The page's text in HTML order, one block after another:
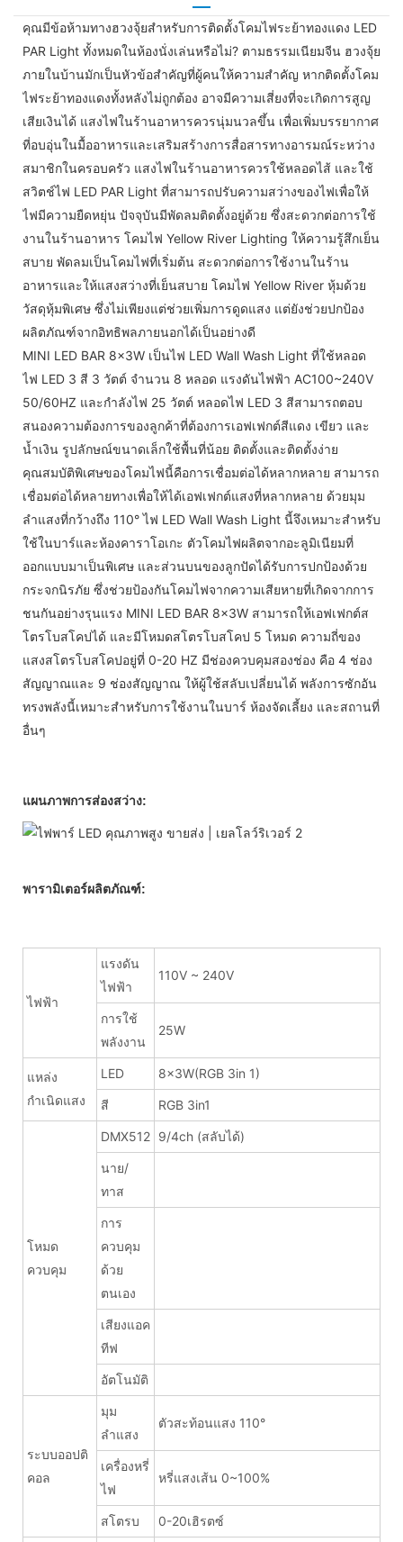
คุณมีข้อห้ามทางฮวงจุ้ยสำหรับการติดตั้งโคมไฟระย้าทองแดง LED
PAR Light ทั้งหมดในห้องนั่งเล่นหรือไม่? ตามธรรมเนียมจีน ฮวงจุ้ย
ภายในบ้านมักเป็นหัวข้อสำคัญที่ผู้คนให้ความสำคัญ หากติดตั้งโคม
ไฟระย้าทองแดงทั้งหลังไม่ถูกต้อง อาจมีความเสี่ยงที่จะเกิดการสูญ
เสียเงินได้ แสงไฟในร้านอาหารควรนุ่มนวลขึ้น เพื่อเพิ่มบรรยากาศ
ที่อบอุ่นในมื้ออาหารและเสริมสร้างการสื่อสารทางอารมณ์ระหว่าง
สมาชิกในครอบครัว แสงไฟในร้านอาหารควรใช้หลอดไส้ และใช้
สวิตช์ไฟ LED PAR Light ที่สามารถปรับความสว่างของไฟเพื่อให้
ไฟมีความยืดหยุ่น ปัจจุบันมีพัดลมติดตั้งอยู่ด้วย ซึ่งสะดวกต่อการใช้
งานในร้านอาหาร โคมไฟ Yellow River Lighting ให้ความรู้สึกเย็น
สบาย พัดลมเป็นโคมไฟที่เริ่มต้น สะดวกต่อการใช้งานในร้าน
อาหารและให้แสงสว่างที่เย็นสบาย โคมไฟ Yellow River หุ้มด้วย
วัสดุหุ้มพิเศษ ซึ่งไม่เพียงแต่ช่วยเพิ่มการดูดแสง แต่ยังช่วยปกป้อง
ผลิตภัณฑ์จากอิทธิพลภายนอกได้เป็นอย่างดี
MINI LED BAR 8x3W เป็นไฟ LED Wall Wash Light ที่ใช้หลอด
ไฟ LED 3 สี 3 วัตต์ จำนวน 8 หลอด แรงดันไฟฟ้า AC100~240V
50/60HZ และกำลังไฟ 25 วัตต์ หลอดไฟ LED 3 สีสามารถตอบ
สนองความต้องการของลูกค้าที่ต้องการเอฟเฟกต์สีแดง เขียว และ
น้ำเงิน รูปลักษณ์ขนาดเล็กใช้พื้นที่น้อย ติดตั้งและติดตั้งง่าย
คุณสมบัติพิเศษของโคมไฟนี้คือการเชื่อมต่อได้หลากหลาย สามารถ
เชื่อมต่อได้หลายทางเพื่อให้ได้เอฟเฟกต์แสงที่หลากหลาย ด้วยมุม
ลำแสงที่กว้างถึง 110° ไฟ LED Wall Wash Light นี้จึงเหมาะสำหรับ
ใช้ในบาร์และห้องคาราโอเกะ ตัวโคมไฟผลิตจากอะลูมิเนียมที่
ออกแบบมาเป็นพิเศษ และส่วนบนของลูกปัดได้รับการปกป้องด้วย
กระจกนิรภัย ซึ่งช่วยป้องกันโคมไฟจากความเสียหายที่เกิดจากการ
ชนกันอย่างรุนแรง MINI LED BAR 8x3W สามารถให้เอฟเฟกต์ส
โตรโบสโคปได้ และมีโหมดสโตรโบสโคป 5 โหมด ความถี่ของ
แสงสโตรโบสโคปอยู่ที่ 0-20 HZ มีช่องควบคุมสองช่อง คือ 4 ช่อง
สัญญาณและ 9 ช่องสัญญาณ ให้ผู้ใช้สลับเปลี่ยนได้ พลังการซักอัน
ทรงพลังนี้เหมาะสำหรับการใช้งานในบาร์ ห้องจัดเลี้ยง และสถานที่
อื่นๆ
แผนภาพการส่องสว่าง:
พารามิเตอร์ผลิตภัณฑ์:
ไฟฟ้า
แรงดัน
ไฟฟ้า
110V ~ 240V
การใช้
พลังงาน
25W
แหล่ง
กำเนิดแสง
LED 8x3W(RGB 3in 1)
สี RGB 3in1
โหมด
ควบคุม
DMX512 9/4ch (สลับได้)
นาย/
ทาส
การ
ควบคุม
ด้วย
ตนเอง
เสียงแอค
ทีฟ
อัตโนมัติ
ระบบออปติ
คอล
มุม
ลำแสง
ตัวสะท้อนแสง 110°
เครื่องหรี่
ไฟ
หรี่แสงเส้น 0~100%
สโตรบ 0-20เฮิรตซ์